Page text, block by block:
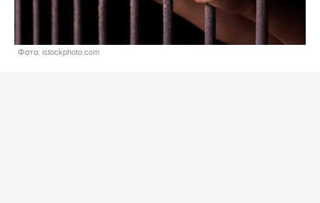
Фото: istockphoto.com